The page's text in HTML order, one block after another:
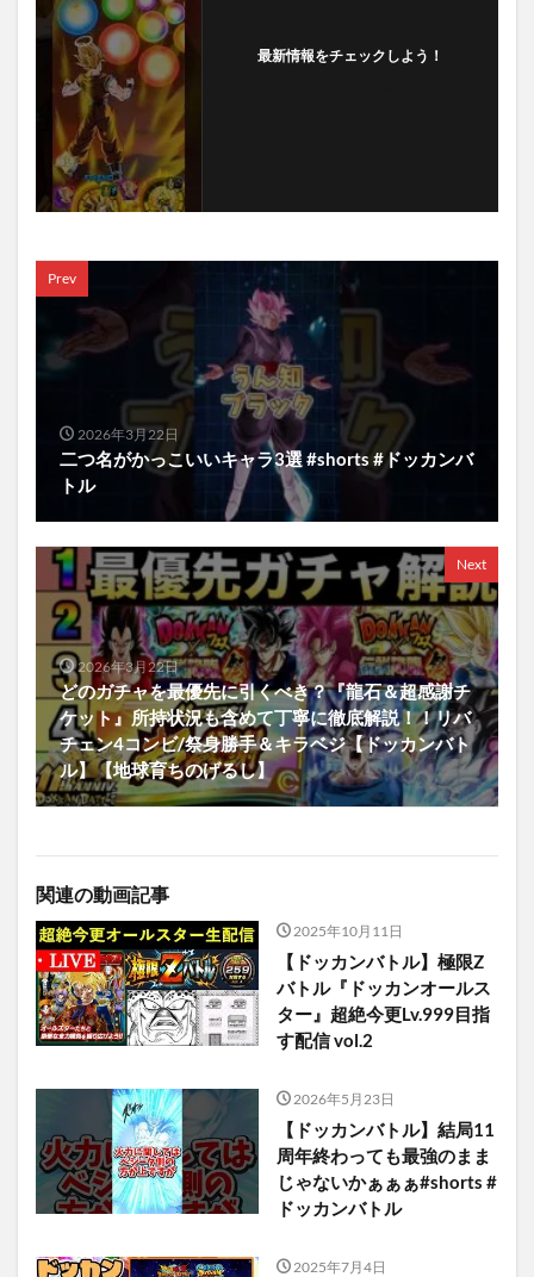
最新情報をチェックしよう！
Prev
2026年3月22日
二つ名がかっこいいキャラ3選 #shorts #ドッカンバ
トル
Next
2026年3月22日
どのガチャを最優先に引くべき？『龍石＆超感謝チ
ケット』所持状況も含めて丁寧に徹底解説！！リバ
チェン4コンビ/祭身勝手＆キラベジ【ドッカンバト
ル】【地球育ちのげるし】
関連の動画記事
2025年10月11日
【ドッカンバトル】極限Z
バトル『ドッカンオールス
ター』超絶今更Lv.999目指
す配信 vol.2
2026年5月23日
【ドッカンバトル】結局11
周年終わっても最強のまま
じゃないかぁぁぁ#shorts #
ドッカンバトル
2025年7月4日